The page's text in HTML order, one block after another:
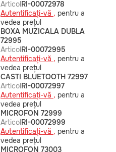
ArticolRI-00072978
Autentificați-vă , pentru a
vedea prețul
BOXA MUZICALA DUBLA
72995
ArticolRI-00072995
Autentificați-vă , pentru a
vedea prețul
CASTI BLUETOOTH 72997
ArticolRI-00072997
Autentificați-vă , pentru a
vedea prețul
MICROFON 72999
ArticolRI-00072999
Autentificați-vă , pentru a
vedea prețul
MICROFON 73003